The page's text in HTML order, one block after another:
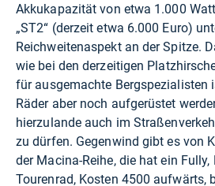
Akkukapazität von etwa 1.000
„ST2“ (derzeit etwa 6.000 Euro)
Reichweitenaspekt an der Spitze.
wie bei den derzeitigen
für ausgemachte Bergspezialisten
Räder aber noch aufgerüstet
hierzulande auch im
zu dürfen. Gegenwind gibt es von
der Macina-Reihe, die hat ein
Tourenrad, Kosten 4500 aufwärts,